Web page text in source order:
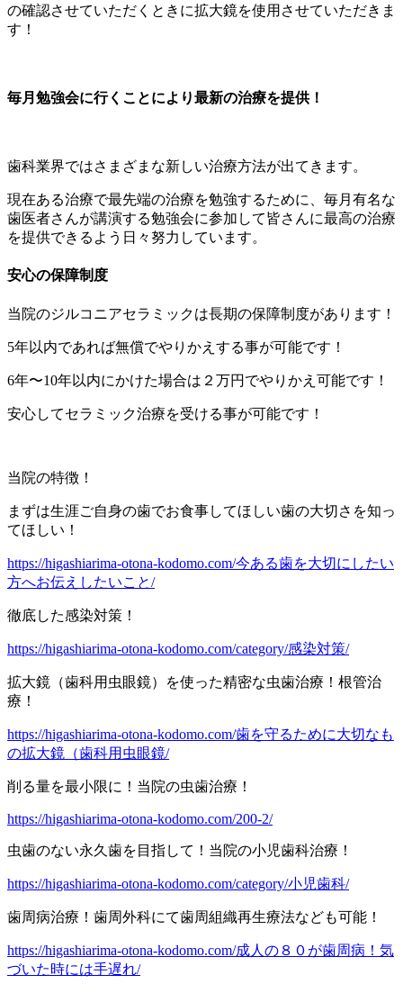
の確認させていただくときに拡大鏡を使用させていただきま
す！
毎月勉強会に行くことにより最新の治療を提供！
歯科業界ではさまざまな新しい治療方法が出てきます。
現在ある治療で最先端の治療を勉強するために、毎月有名な
歯医者さんが講演する勉強会に参加して皆さんに最高の治療
を提供できるよう日々努力しています。
安心の保障制度
当院のジルコニアセラミックは長期の保障制度があります！
5年以内であれば無償でやりかえする事が可能です！
6年〜10年以内にかけた場合は２万円でやりかえ可能です！
安心してセラミック治療を受ける事が可能です！
当院の特徴！
まずは生涯ご自身の歯でお食事してほしい歯の大切さを知っ
てほしい！
https://higashiarima-otona-kodomo.com/今ある歯を大切にしたい
方へお伝えしたいこと/
徹底した感染対策！
https://higashiarima-otona-kodomo.com/category/感染対策/
拡大鏡（歯科用虫眼鏡）を使った精密な虫歯治療！根管治
療！
https://higashiarima-otona-kodomo.com/歯を守るために大切なも
の拡大鏡（歯科用虫眼鏡/
削る量を最小限に！当院の虫歯治療！
https://higashiarima-otona-kodomo.com/200-2/
虫歯のない永久歯を目指して！当院の小児歯科治療！
https://higashiarima-otona-kodomo.com/category/小児歯科/
歯周病治療！歯周外科にて歯周組織再生療法なども可能！
https://higashiarima-otona-kodomo.com/成人の８０が歯周病！気
づいた時には手遅れ/